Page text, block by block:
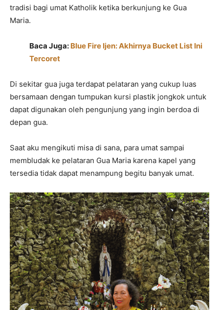
tradisi bagi umat Katholik ketika berkunjung ke Gua
Maria.
Baca Juga: Blue Fire Ijen: Akhirnya Bucket List Ini
Tercoret
Di sekitar gua juga terdapat pelataran yang cukup luas
bersamaan dengan tumpukan kursi plastik jongkok untuk
dapat digunakan oleh pengunjung yang ingin berdoa di
depan gua.
Saat aku mengikuti misa di sana, para umat sampai
membludak ke pelataran Gua Maria karena kapel yang
tersedia tidak dapat menampung begitu banyak umat.